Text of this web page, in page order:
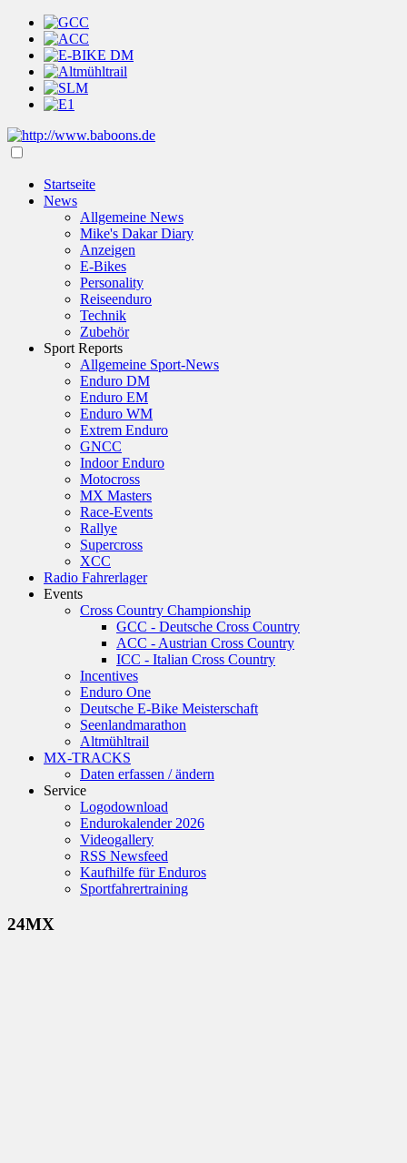
Startseite
News
Allgemeine News
Mike's Dakar Diary
Anzeigen
E-Bikes
Personality
Reiseenduro
Technik
Zubehör
Sport Reports
Allgemeine Sport-News
Enduro DM
Enduro EM
Enduro WM
Extrem Enduro
GNCC
Indoor Enduro
Motocross
MX Masters
Race-Events
Rallye
Supercross
XCC
Radio Fahrerlager
Events
Cross Country Championship
GCC - Deutsche Cross Country
ACC - Austrian Cross Country
ICC - Italian Cross Country
Incentives
Enduro One
Deutsche E-Bike Meisterschaft
Seenlandmarathon
Altmühltrail
MX-TRACKS
Daten erfassen / ändern
Service
Logodownload
Endurokalender 2026
Videogallery
RSS Newsfeed
Kaufhilfe für Enduros
Sportfahrertraining
24MX